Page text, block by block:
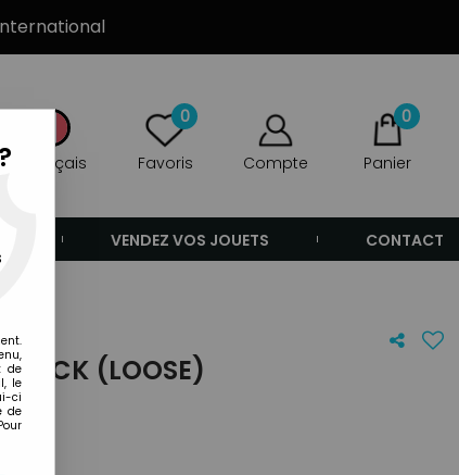
Français
0
Favoris Compte
0
Panier
VENDEZ VOS JOUETS CONTACT
KICK (LOOSE)
de
le
ci
de